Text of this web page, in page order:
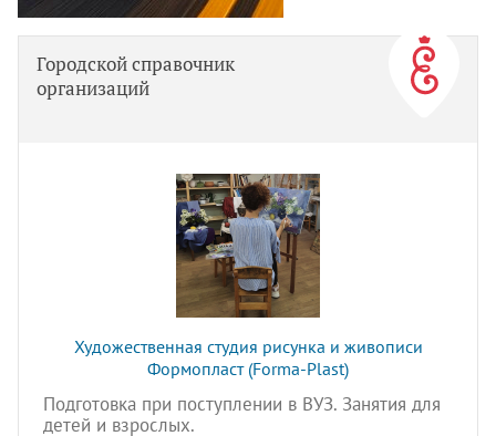
Городской справочник
организаций
Художественная студия рисунка и живописи
Формопласт (Forma-Plast)
Подготовка при поступлении в ВУЗ. Занятия для
детей и взрослых.